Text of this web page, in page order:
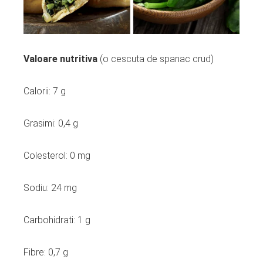
Valoare nutritiva (o cescuta de spanac crud)
Calorii: 7 g
Grasimi: 0,4 g
Colesterol: 0 mg
Sodiu: 24 mg
Carbohidrati: 1 g
Fibre: 0,7 g